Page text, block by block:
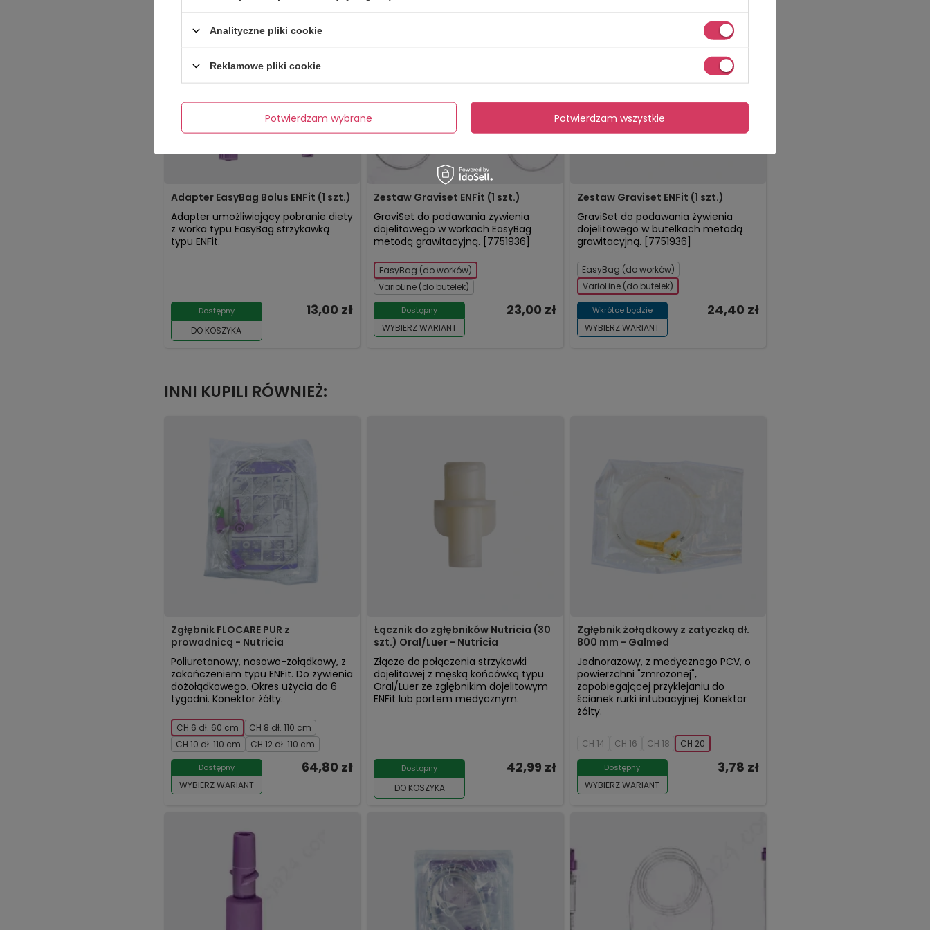
Adapter EasyBag Bolus ENFit (1 szt.)
Adapter umożliwiający pobranie diety
z worka typu EasyBag strzykawką
typu ENFit.
Dostępny
DO KOSZYKA
13,00 zł
Zestaw Graviset ENFit (1 szt.)
GraviSet do podawania żywienia
dojelitowego w workach EasyBag
metodą grawitacyjną. [7751936]
EasyBag (do worków)
VarioLine (do butelek)
Dostępny
WYBIERZ WARIANT
23,00 zł
Zestaw Graviset ENFit (1 szt.)
GraviSet do podawania żywienia
dojelitowego w butelkach metodą
grawitacyjną. [7751936]
EasyBag (do worków)
VarioLine (do butelek)
Wkrótce będzie
WYBIERZ WARIANT
24,40 zł
INNI KUPILI RÓWNIEŻ:
Zgłębnik FLOCARE PUR z
prowadnicą - Nutricia
Poliuretanowy, nosowo-żołądkowy, z
zakończeniem typu ENFit. Do żywienia
dożołądkowego. Okres użycia do 6
tygodni. Konektor żółty.
CH 6 dł. 60 cm
CH 8 dł. 110 cm
CH 10 dł. 110 cm
CH 12 dł. 110 cm
Dostępny
WYBIERZ WARIANT
64,80 zł
Łącznik do zgłębników Nutricia (30
szt.) Oral/Luer - Nutricia
Złącze do połączenia strzykawki
dojelitowej z męską końcówką typu
Oral/Luer ze zgłębnikim dojelitowym
ENFit lub portem medycznym.
Dostępny
DO KOSZYKA
42,99 zł
Zgłębnik żołądkowy z zatyczką dł.
800 mm - Galmed
Jednorazowy, z medycznego PCV, o
powierzchni "zmrożonej",
zapobiegającej przyklejaniu do
ścianek rurki intubacyjnej. Konektor
żółty.
CH 14 CH 16 CH 18 CH 20
Dostępny
WYBIERZ WARIANT
3,78 zł
Analityczne pliki cookie
Reklamowe pliki cookie
Potwierdzam wybrane Potwierdzam wszystkie